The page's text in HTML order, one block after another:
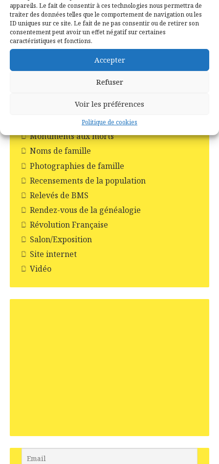
appareils. Le fait de consentir à ces technologies nous permettra de
traiter des données telles que le comportement de navigation ou les
ID uniques sur ce site. Le fait de ne pas consentir ou de retirer son
consentement peut avoir un effet négatif sur certaines
caractéristiques et fonctions.
Accepter
Refuser
Voir les préférences
Politique de cookies
Incendie en forêt de Brocéliande
Les Chapelles
Les Châteaux
Les commerces
Les pompiers
Monuments aux morts
Noms de famille
Photographies de famille
Recensements de la population
Relevés de BMS
Rendez-vous de la généalogie
Révolution Française
Salon/Exposition
Site internet
Vidéo